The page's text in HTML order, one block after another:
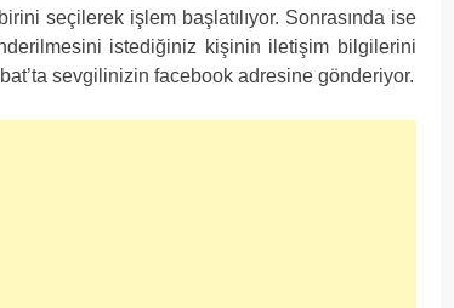
seçilerek işlem başlatılıyor. Sonrasında ise
istediğiniz kişinin iletişim bilgilerini
sevgilinizin facebook adresine gönderiyor.